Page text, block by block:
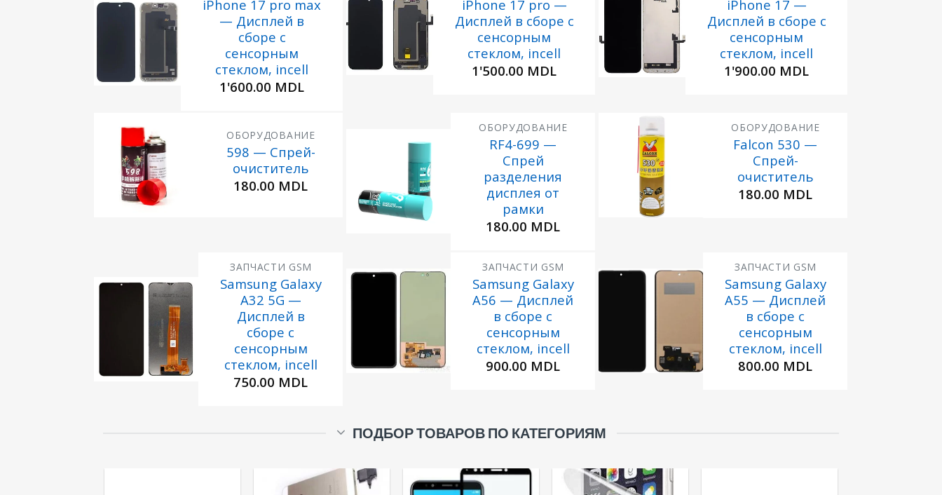
Добавить
iPhone 17 pro max
— Дисплей в
сборе с
сенсорным
стеклом, incell
1'600.00 MDL
Добавить
в
Избранное
iPhone 17 pro —
Дисплей в сборе с
сенсорным
стеклом, incell
1'500.00 MDL
iPhone 17 —
Дисплей в сборе с
сенсорным
стеклом, incell
1'900.00 MDL
Добавить
в
Избранное
ОБОРУДОВАНИЕ
598 — Спрей-
очиститель
180.00 MDL
Добавить
в
Избранное
ОБОРУДОВАНИЕ
RF4-699 —
Спрей
разделения
дисплея от
рамки
180.00 MDL
Добавить
в
Избранное
ОБОРУДОВАНИЕ
Falcon 530 —
Спрей-
очиститель
180.00 MDL
Добавить
Избранное
ЗАПЧАСТИ GSM
Samsung Galaxy
A32 5G —
Дисплей в
сборе с
сенсорным
стеклом, incell
750.00 MDL
ЗАПЧАСТИ GSM
Samsung Galaxy
A56 — Дисплей
в сборе с
сенсорным
стеклом, incell
900.00 MDL
ЗАПЧАСТИ GSM
Samsung Galaxy
A55 — Дисплей
в сборе с
сенсорным
стеклом, incell
800.00 MDL
ПОДБОР ТОВАРОВ ПО КАТЕГОРИЯМ